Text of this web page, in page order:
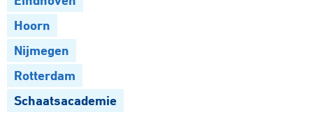
Hoorn
Nijmegen
Rotterdam
Schaatsacademie